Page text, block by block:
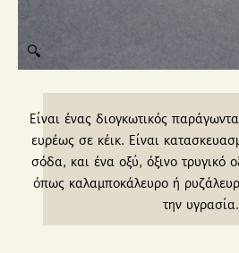
🔍
Είναι ένας διογκωτικός
ευρέως σε κέικ. Είναι
σόδα, και ένα οξύ, όξινο τρυγικό
όπως καλαμποκάλευρο ή
την υγρασία.